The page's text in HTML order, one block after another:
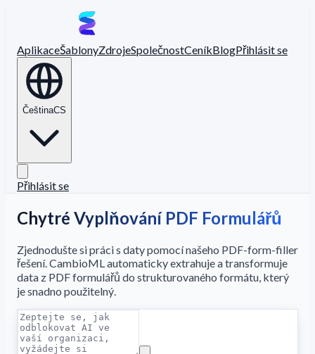
AplikaceŠablonyZdrojeSpolečnostCeníkBlogPřihlásit se
ČeštinaCS
Přihlásit se
Chytré Vyplňování PDF Formulářů
Zjednodušte si práci s daty pomocí našeho PDF-form-filler
řešení. CambioML automaticky extrahuje a transformuje
data z PDF formulářů do strukturovaného formátu, který
je snadno použitelný.